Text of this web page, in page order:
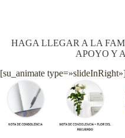
HAGA LLEGAR A LA
APOYO Y
[su_animate